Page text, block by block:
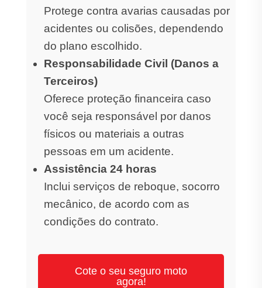
Protege contra avarias causadas por
acidentes ou colisões, dependendo
do plano escolhido.
Responsabilidade Civil (Danos a
Terceiros)
Oferece proteção financeira caso
você seja responsável por danos
físicos ou materiais a outras
pessoas em um acidente.
Assistência 24 horas
Inclui serviços de reboque, socorro
mecânico, de acordo com as
condições do contrato.
Cote o seu seguro moto
agora!